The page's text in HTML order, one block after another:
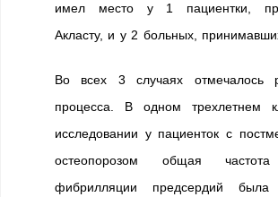
имел место у 1 пациентки,
Акласту, и у 2 больных,
Во всех 3 случаях отмечалось
процесса. В одном трехлетнем
исследовании у пациенток с
остеопорозом общая частота
фибрилляции предсердий